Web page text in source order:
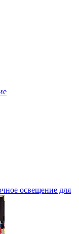
освещение для